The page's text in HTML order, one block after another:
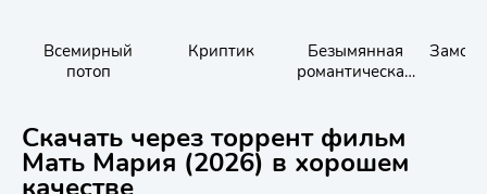
Всемирный
потоп
Криптик
Безымянная
романтическая
Замок
Скачать через торрент фильм
Мать Мария (2026) в хорошем